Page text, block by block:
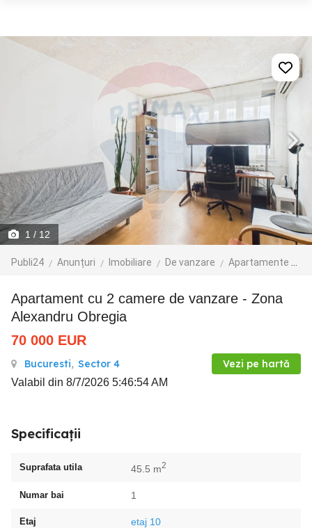
1 / 12
Publi24 Anunțuri Imobiliare De vanzare Apartamente de vanzare
Apartament cu 2 camere de vanzare - Zona
Alexandru Obregia
70 000 EUR
Bucuresti, Sector 4 Vezi pe hartă
Valabil din 8/7/2026 5:46:54 AM
Specificații
Suprafata utila 45.5 m2
Numar bai 1
Etaj etaj 10